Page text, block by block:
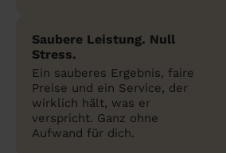
Saubere Leistung. Null
Stress.
Ein sauberes Ergebnis, faire
Preise und ein Service, der
wirklich hält, was er
verspricht. Ganz ohne
Aufwand für dich.